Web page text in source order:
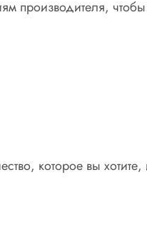
производителя, чтобы
которое вы